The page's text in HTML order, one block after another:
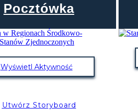
Pocztówka
Wyświetl Aktywność
Utwórz Storyboard